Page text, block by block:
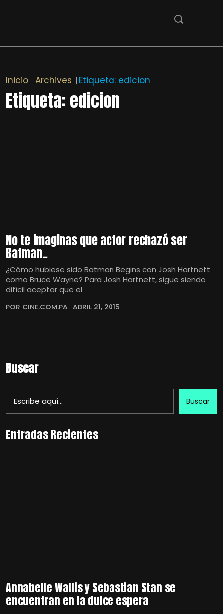
Inicio Archives Etiqueta: edicion
Etiqueta:edicion
No te imaginas que actor rechazó ser
Batman..
¿Cómo hubiese sido Batman Begins con Josh Hartnett
como Bruce Wayne? Para Josh Hartnett, sigue siendo
difícil aceptar que el
POR CINE.COM.PA ABRIL 21, 2015
Buscar
Buscar
Entradas Recientes
Annabelle Wallis y Sebastian Stan se
encuentran en la dulce espera